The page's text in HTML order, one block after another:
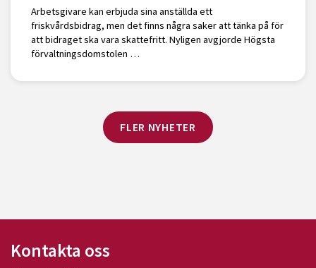
Arbetsgivare kan erbjuda sina anställda ett
friskvårdsbidrag, men det finns några saker att tänka på för
att bidraget ska vara skattefritt. Nyligen avgjorde Högsta
förvaltningsdomstolen …
FLER NYHETER
Kontakta oss